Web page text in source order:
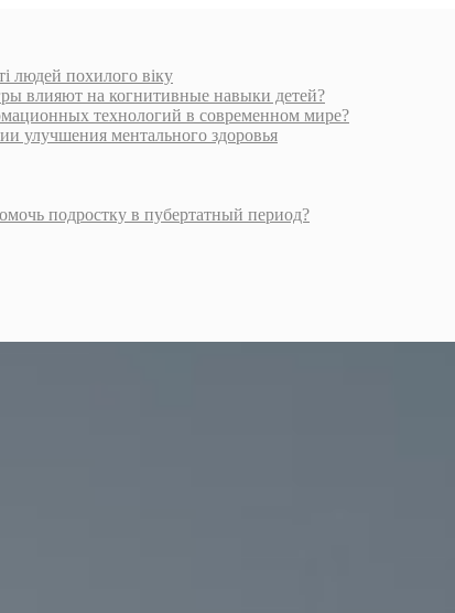
людей похилого віку
влияют на когнитивные навыки детей?
технологий в современном мире?
улучшения ментального здоровья
подростку в пубертатный период?